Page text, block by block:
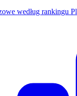
według rankingu